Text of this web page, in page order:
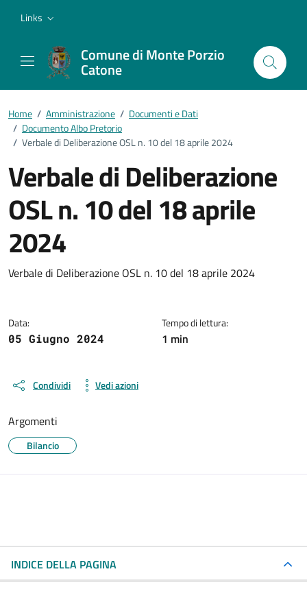
Links
Comune di Monte Porzio
Catone
Home / Amministrazione / Documenti e Dati
/ Documento Albo Pretorio
/ Verbale di Deliberazione OSL n. 10 del 18 aprile 2024
Verbale di Deliberazione
OSL n. 10 del 18 aprile
2024
Dettagli del documento
Verbale di Deliberazione OSL n. 10 del 18 aprile 2024
Data:
05 Giugno 2024
Tempo di lettura:
1 min
Condividi Vedi azioni
Argomenti
Bilancio
INDICE DELLA PAGINA